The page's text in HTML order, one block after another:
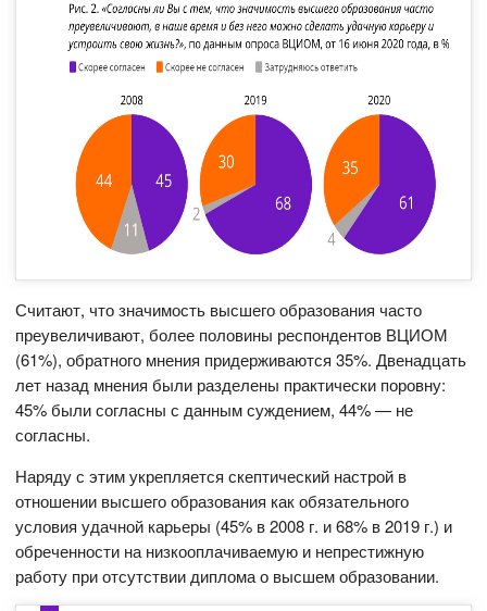
Считают, что значимость высшего образования часто
преувеличивают, более половины респондентов ВЦИОМ
(61%), обратного мнения придерживаются 35%. Двенадцать
лет назад мнения были разделены практически поровну:
45% были согласны с данным суждением, 44% — не
согласны.
Наряду с этим укрепляется скептический настрой в
отношении высшего образования как обязательного
условия удачной карьеры (45% в 2008 г. и 68% в 2019 г.) и
обреченности на низкооплачиваемую и непрестижную
работу при отсутствии диплома о высшем образовании.